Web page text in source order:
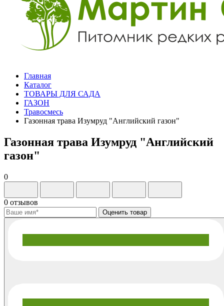
Главная
Каталог
ТОВАРЫ ДЛЯ САДА
ГАЗОН
Травосмесь
Газонная трава Изумруд "Английский газон"
Газонная трава Изумруд "Английский
газон"
0
0 отзывов